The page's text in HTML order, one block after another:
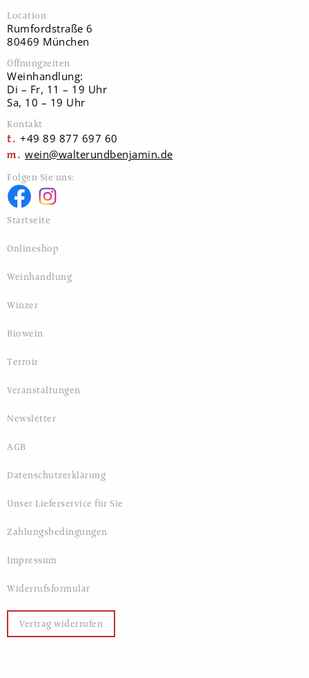
Location
Rumfordstraße 6
80469 München
Öffnungzeiten
Weinhandlung:
Di – Fr, 11 – 19 Uhr
Sa, 10 – 19 Uhr
Kontakt
+49 89 877 697 60
wein@walterundbenjamin.de
Folgen Sie uns:
Startseite
Onlineshop
Weinhandlung
Winzer
Biowein
Terroir
Veranstaltungen
Newsletter
AGB
Datenschutzerklärung
Unser Lieferservice für Sie
Zahlungsbedingungen
Impressum
Widerrufsformular
Vertrag widerrufen